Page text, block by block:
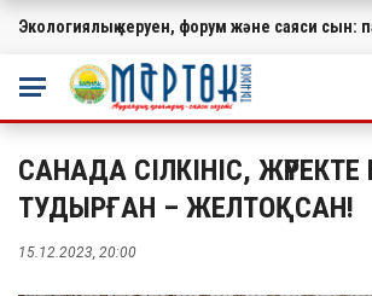
МАҢЫЗДЫ
Экологиялық керуен, форум және саяси сын:
САНАДА СІЛКІНІС,
ТУДЫРҒАН – ЖЕЛТОҚСАН!
15.12.2023, 20:00